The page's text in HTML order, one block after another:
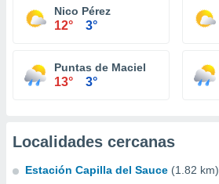
Nico Pérez
12° 3°
Puntas de Maciel
13° 3°
Localidades cercanas
Estación Capilla del Sauce (1.82 km)